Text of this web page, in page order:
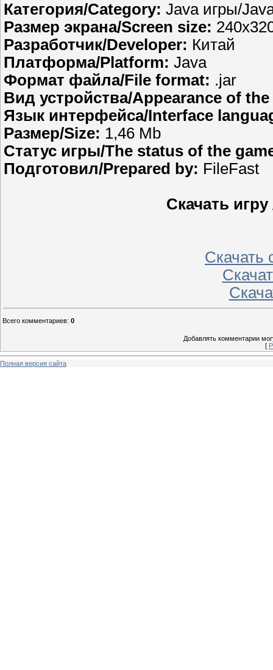
Категория/Category: Java игры/
Размер экрана/Screen size:
Разработчик/Developer: Китай
Платформа/Platform: Java
Формат файла/File format: .jar
Вид устройства/Appearance of
Язык интерфейса/Interface
Размер/Size: 1,46 Mb
Статус игры/The status of the
Подготовил/Prepared by: FileFast
Скачать
Скачать
Всего комментариев: 0
Добавлять комментарии
[
Полная версия сайта